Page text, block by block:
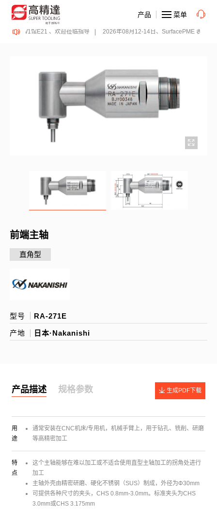
东、W1馆E21 、欢迎莅临指导 2026年08月12-14日、SurfacePME 表面精
产品 菜单
前端主轴
直角型
型号 RA-271E
产地 日本·Nakanishi
产品描述 规格参数 生成PDF下载
用
途
通常安装在CNC机床/专用机，机械手臂上，用于钻孔、铣削、研磨
等高精密加工
特
点
这个主轴能够在难以加工或不适合使用直型主轴加工的拐角处进行
加工
主轴外壳由精密研磨、硬化不锈钢（SUS）制成，外径为Φ30mm
可提供各种尺寸的夹头，CHS 0.8mm-3.0mm。标准夹头为CHS
3.0mm或CHS 3.175mm